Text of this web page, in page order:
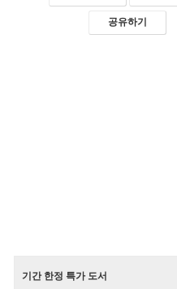
공유하기
기간 한정 특가 도서